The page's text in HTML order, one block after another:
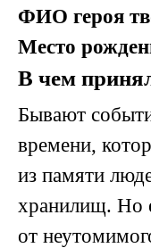
ФИО героя
Место
В чем
Бывают
времени,
из памяти
хранилищ. Но
от